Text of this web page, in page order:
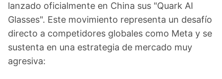
lanzado oficialmente en China sus "Quark AI
Glasses". Este movimiento representa un desafío
directo a competidores globales como Meta y se
sustenta en una estrategia de mercado muy
agresiva: